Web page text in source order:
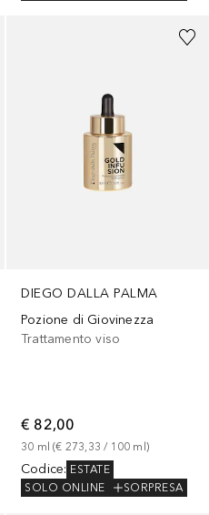
DIEGO DALLA PALMA
Pozione di Giovinezza
Trattamento viso
€ 82,00
30 ml (€ 273,33 / 100 ml )
Codice: ESTATE
SOLO ONLINE
SORPRESA